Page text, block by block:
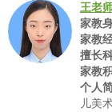
王老
家教
家教
擅长
家教
个人
儿美